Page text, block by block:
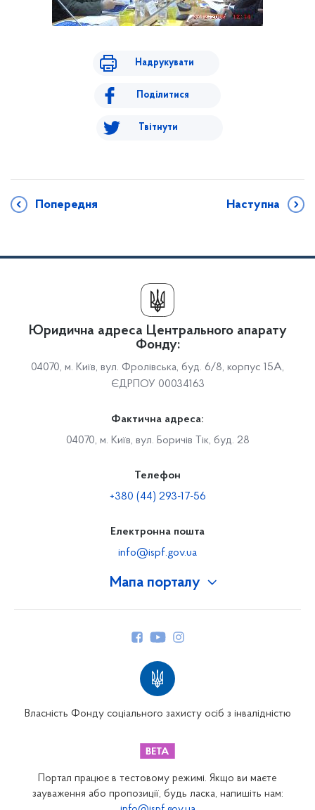
Надрукувати
Поділитися
Твітнути
Попередня Наступна
Мапа порталу
Закарпатське відділення
Юридична адреса Центрального апарату
Фонду:
04070, м. Київ, вул. Фролівська, буд. 6/8, корпус 15А,
ЄДРПОУ 00034163
Фактична адреса:
04070, м. Київ, вул. Боричів Тік, буд. 28
Телефон
+380 (44) 293-17-56
Електронна пошта
info@ispf.gov.ua
Власність Фонду соціального захисту осіб з інвалідністю
Портал працює в тестовому режимі. Якщо ви маєте
зауваження або пропозиції, будь ласка, напишіть нам: